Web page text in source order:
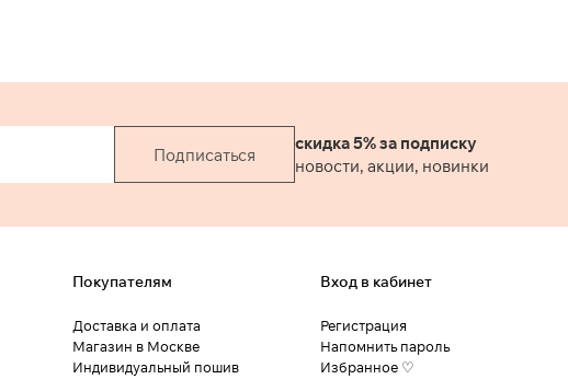
Подписаться
скидка 5% за подписку
новости, акции, новинки
Покупателям
Доставка и оплата
Магазин в Москве
Индивидуальный пошив
Вход в кабинет
Регистрация
Напомнить пароль
Избранное ♡